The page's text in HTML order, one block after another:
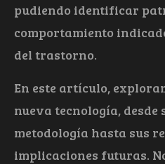
pudiendo identificar
comportamiento
del trastorno.
En este artículo,
nueva tecnología, desde
metodología hasta sus
implicaciones futuras.